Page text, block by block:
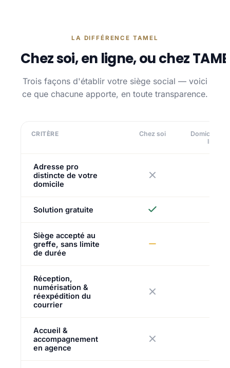
LA DIFFÉRENCE TAMEL
Chez soi, en ligne, ou chez
Trois façons d'établir votre siège social — voici
ce que chacune apporte, en toute transparence.
CRITÈRE Chez soi
ligne
Adresse pro
distincte de votre
domicile
Solution gratuite
Siège accepté au
greffe, sans limite
de durée
Réception,
numérisation &
réexpédition du
courrier
Accueil &
accompagnement
en agence